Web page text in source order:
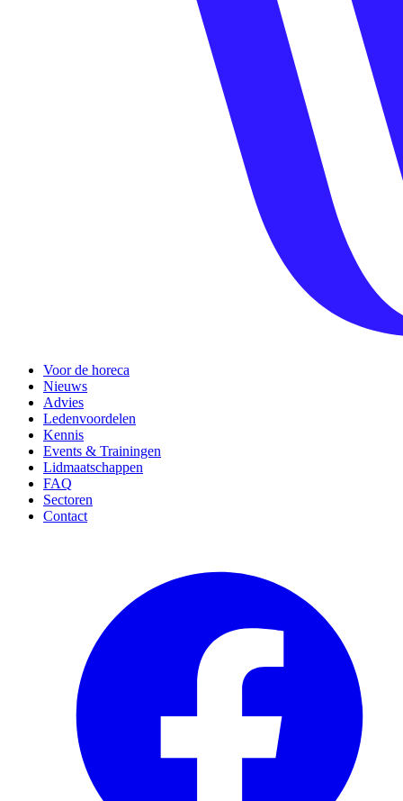
Voor de horeca
Nieuws
Advies
Ledenvoordelen
Kennis
Events & Trainingen
Lidmaatschappen
FAQ
Sectoren
Contact